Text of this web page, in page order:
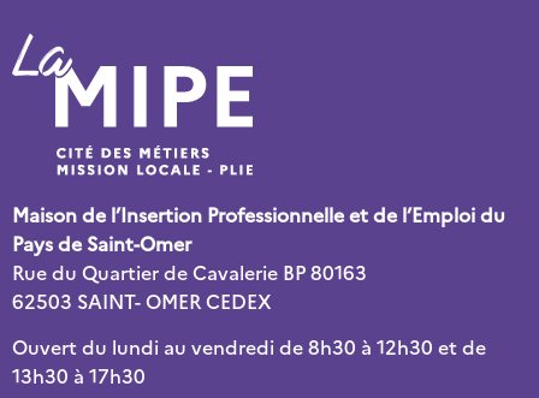
Maison de l’Insertion Professionnelle et de l’Emploi du
Pays de Saint-Omer
Rue du Quartier de Cavalerie BP 80163
62503 SAINT- OMER CEDEX
Ouvert du lundi au vendredi de 8h30 à 12h30 et de
13h30 à 17h30